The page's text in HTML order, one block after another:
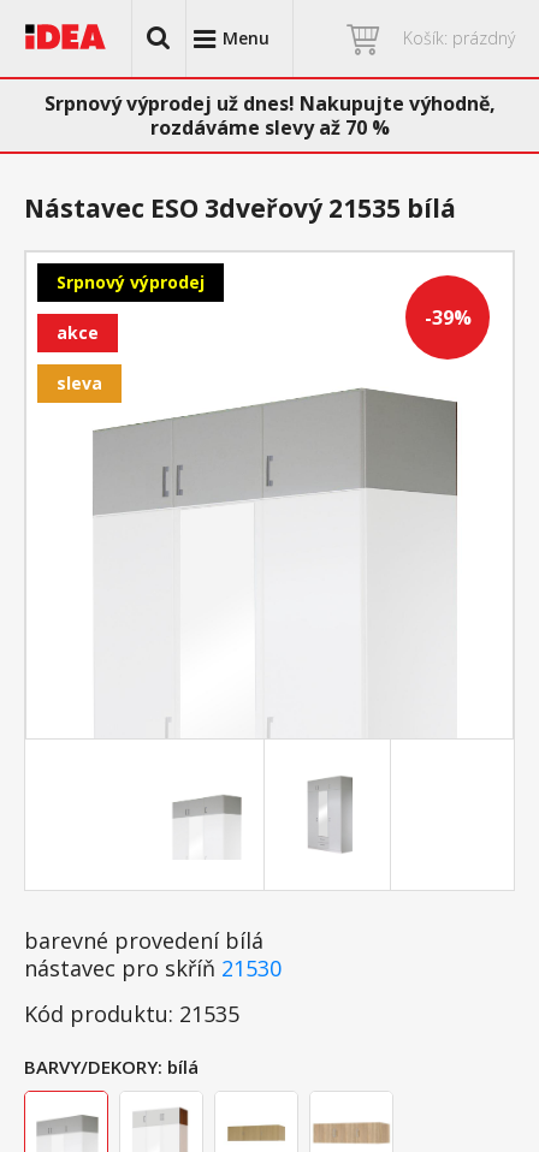
Menu Košík: prázdný
Srpnový výprodej už dnes! Nakupujte výhodně,
rozdáváme slevy až 70 %
-39%
Srpnový výprodej
akce
sleva
Nástavec ESO 3dveřový 21535 bílá
barevné provedení bílá
nástavec pro skříň 21530
Kód produktu: 21535
BARVY/DEKORY: bílá